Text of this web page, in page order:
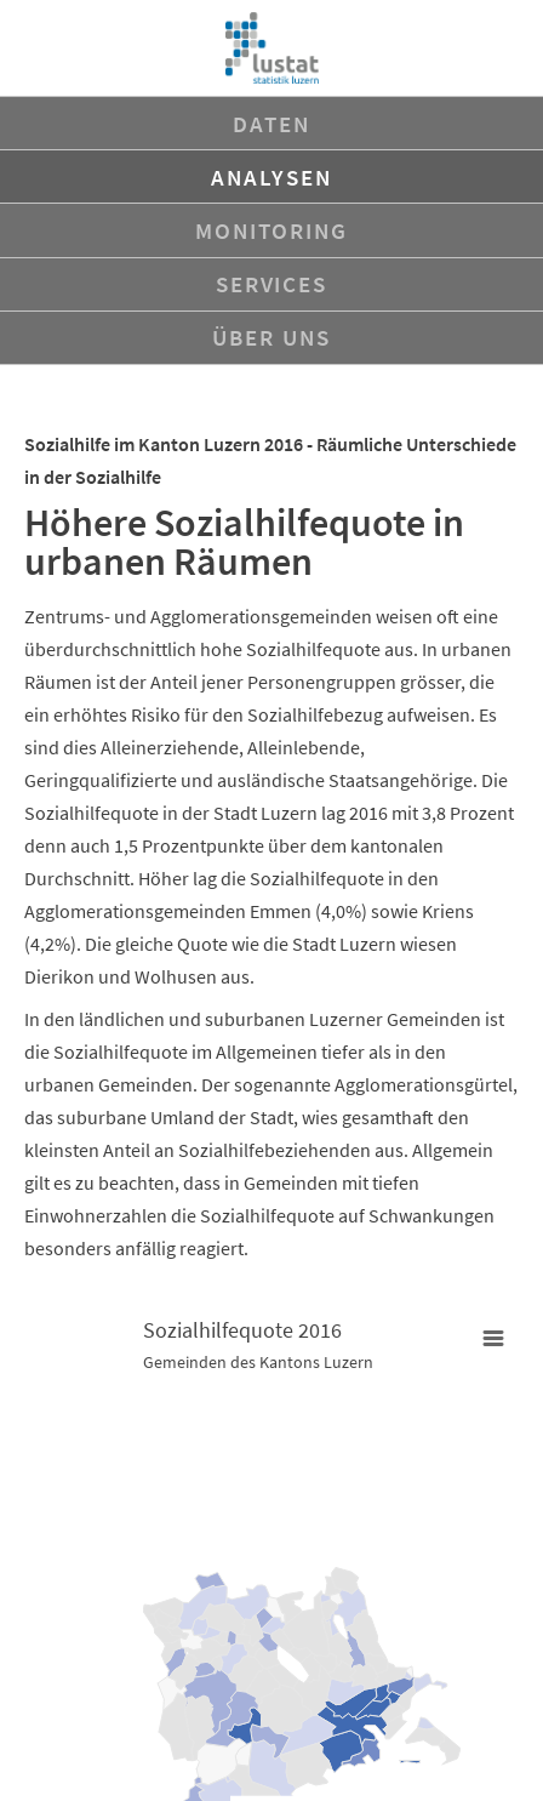
DATEN
ANALYSEN
MONITORING
SERVICES
ÜBER UNS
Sozialhilfe im Kanton Luzern 2016 - Räumliche Unterschiede
in der Sozialhilfe
Höhere Sozialhilfequote in
urbanen Räumen
Zentrums- und Agglomerationsgemeinden weisen oft eine
überdurchschnittlich hohe Sozialhilfequote aus. In urbanen
Räumen ist der Anteil jener Personengruppen grösser, die
ein erhöhtes Risiko für den Sozialhilfebezug aufweisen. Es
sind dies Alleinerziehende, Alleinlebende,
Geringqualifizierte und ausländische Staatsangehörige. Die
Sozialhilfequote in der Stadt Luzern lag 2016 mit 3,8 Prozent
denn auch 1,5 Prozentpunkte über dem kantonalen
Durchschnitt. Höher lag die Sozialhilfequote in den
Agglomerationsgemeinden Emmen (4,0%) sowie Kriens
(4,2%). Die gleiche Quote wie die Stadt Luzern wiesen
Dierikon und Wolhusen aus.
In den ländlichen und suburbanen Luzerner Gemeinden ist
die Sozialhilfequote im Allgemeinen tiefer als in den
urbanen Gemeinden. Der sogenannte Agglomerationsgürtel,
das suburbane Umland der Stadt, wies gesamthaft den
kleinsten Anteil an Sozialhilfebeziehenden aus. Allgemein
gilt es zu beachten, dass in Gemeinden mit tiefen
Einwohnerzahlen die Sozialhilfequote auf Schwankungen
besonders anfällig reagiert.
Sozialhilfequote 2016
Gemeinden des Kantons Luzern